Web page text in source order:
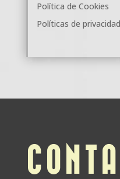
Política de Cookies
Políticas de privacidad